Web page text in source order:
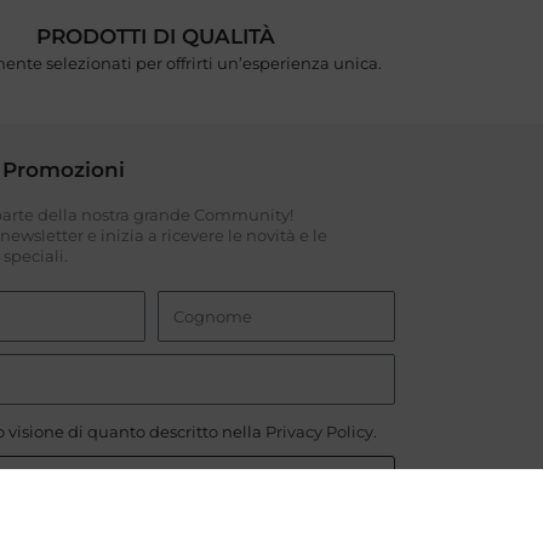
PRODOTTI DI QUALITÀ
selezionati per offrirti un’esperienza unica.
della nostra grande Community!
e inizia a ricevere le novità e le
visione di quanto descritto nella Privacy Policy.